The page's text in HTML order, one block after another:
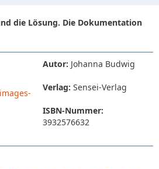
die Lösung. Die Dokumentation
Autor: Johanna Budwig
Verlag: Sensei-Verlag
ISBN-Nummer:
3932576632